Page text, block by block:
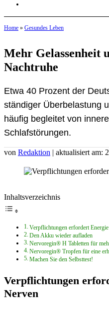
Home » Gesundes Leben
Mehr Gelassenheit
Nachtruhe
Etwa 40 Prozent der
ständiger Überbelastung
häufig begleitet von
Schlafstörungen.
von Redaktion | aktualisiert am:
Inhaltsverzeichnis
Verpflichtungen erfordert
Den Akku wieder aufladen
Nervoregin® H Tabletten für
Nervoregin® Tropfen für eine
Machen Sie den Selbsttest!
Verpflichtungen
Nerven